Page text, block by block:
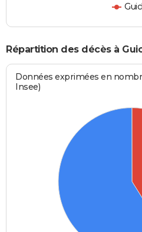
Répartition des décès à
Données exprimées en
Insee)